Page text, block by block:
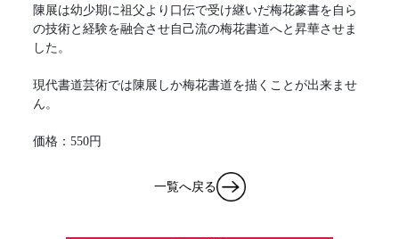
陳展は幼少期に祖父より口伝で受け継いだ梅花篆書を自ら
の技術と経験を融合させ自己流の梅花書道へと昇華させま
した。
現代書道芸術では陳展しか梅花書道を描くことが出来ませ
ん。
価格：550円
一覧へ戻る